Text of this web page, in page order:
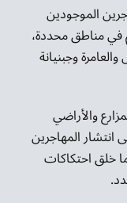
الموجودين
في مناطق محددة،
وجبنيانة
والأراضي
انتشار المهاجرين
خلق احتكاكات